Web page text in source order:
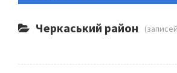
Черкаський район